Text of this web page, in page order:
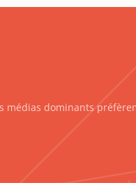
médias dominants